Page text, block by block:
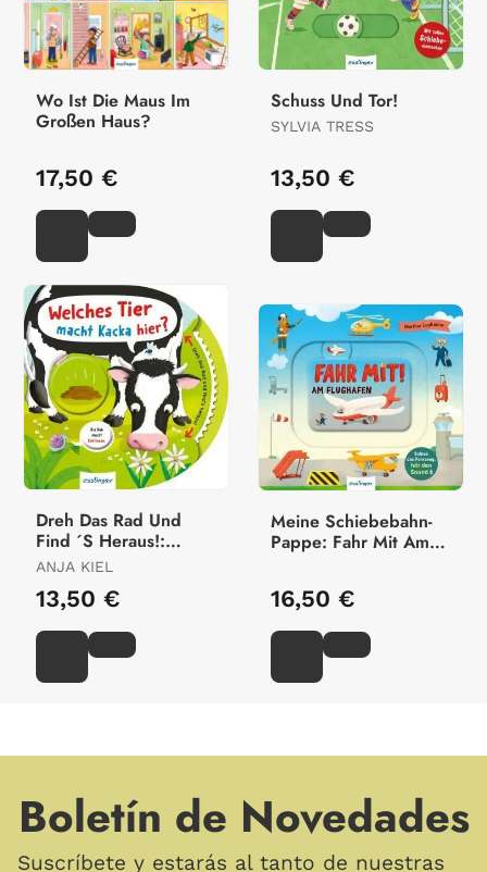
Wo Ist Die Maus Im
Großen Haus?
17,50 €
Schuss Und Tor!
SYLVIA TRESS
13,50 €
Dreh Das Rad Und
Find ´S Heraus!:
Welches Tier Macht
ANJA KIEL
13,50 €
Meine Schiebebahn-
Pappe: Fahr Mit Am
16,50 €
Boletín de Novedades
Suscríbete y estarás al tanto de nuestras